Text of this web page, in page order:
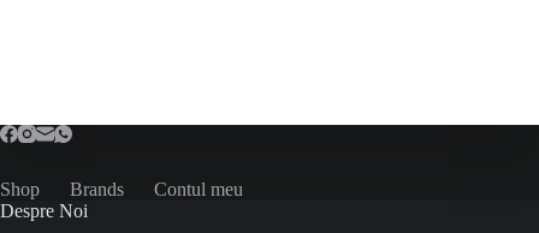
Shop Brands
Contul meu
Despre Noi